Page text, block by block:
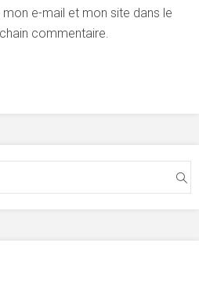
e-mail et mon site dans le
commentaire.